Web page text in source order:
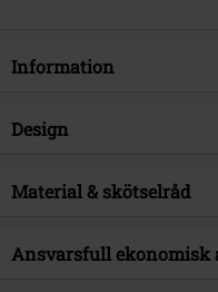
Information
Artikelnummer
Musikgenre
Band
Design
Produkttyp
Material & skötselråd
Yttermaterial
Ansvarsfull ekonomisk